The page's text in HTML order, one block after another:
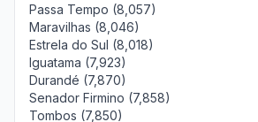
Passa Tempo (8,057)
Maravilhas (8,046)
Estrela do Sul (8,018)
Iguatama (7,923)
Durandé (7,870)
Senador Firmino (7,858)
Tombos (7,850)